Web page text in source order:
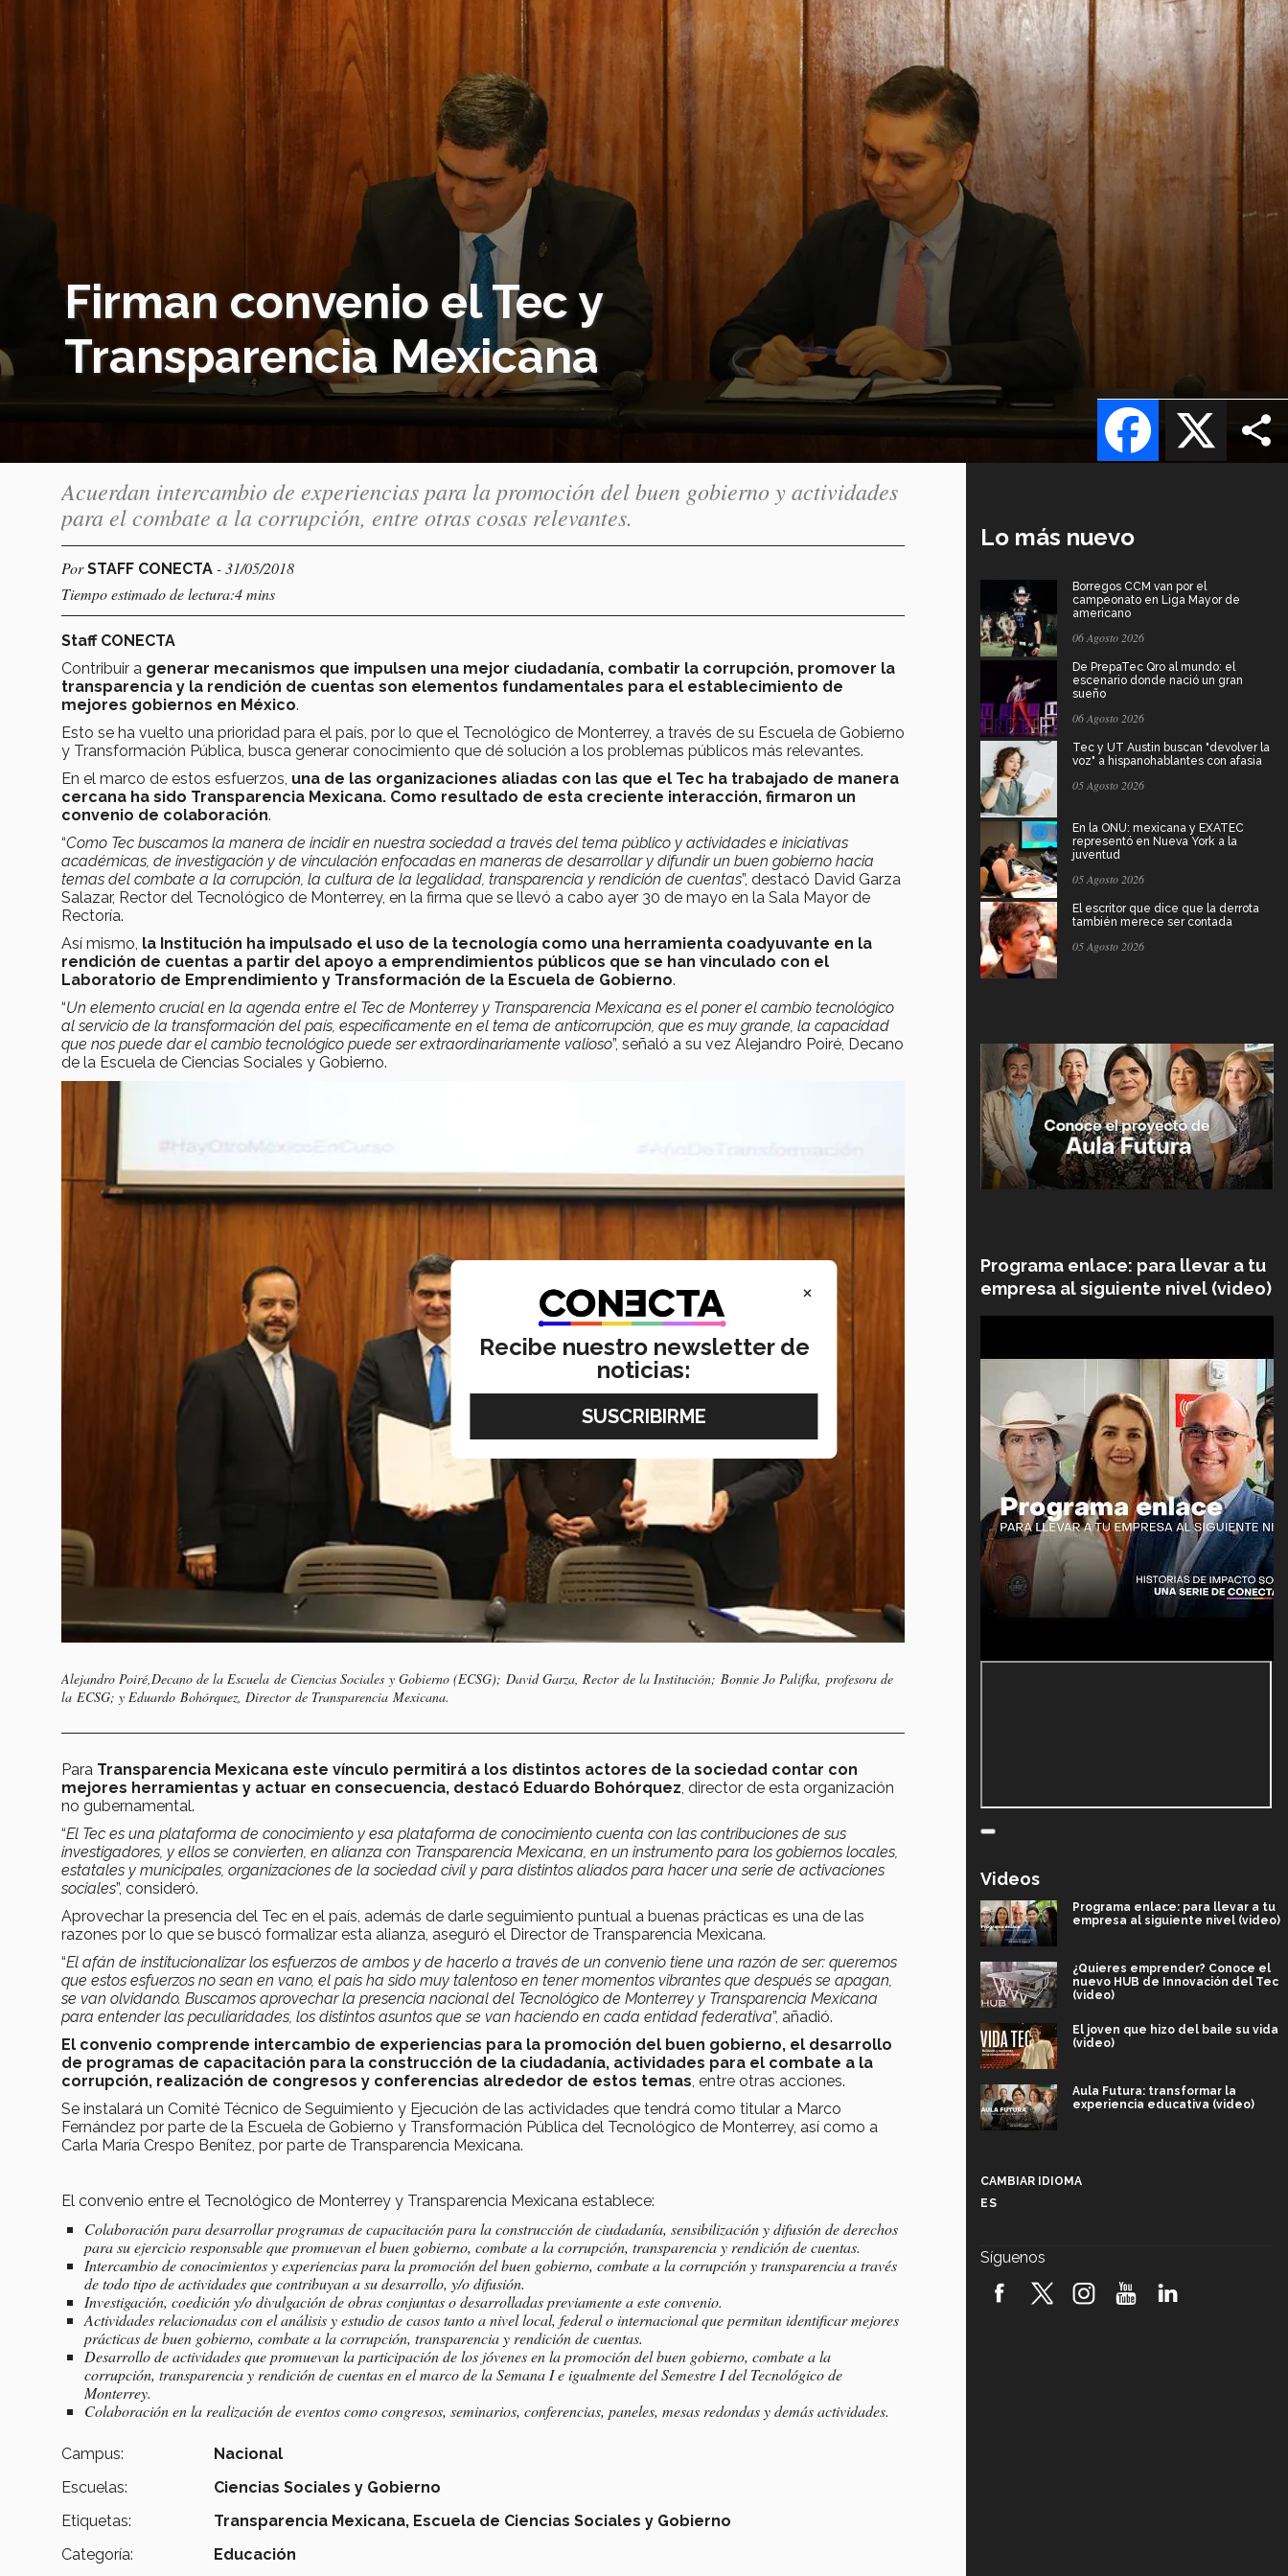
Firman convenio el Tec y
Transparencia Mexicana
X
Facebook
Acuerdan intercambio de experiencias para la promoción del buen gobierno y actividades
para el combate a la corrupción, entre otras cosas relevantes.
PorSTAFF CONECTA - 31/05/2018
Tiempo estimado de lectura:4 mins
Staff CONECTA
Contribuir a generar meca­nismos que impulsen una mejor ciudadanía, combatir la corrupción, promover la
transparencia y la rendición de cuentas son elementos fundamenta­les para el establecimiento de
mejores gobiernos en México.
Esto se ha vuelto una prioridad para el país, por lo que el Tecnológico de Monterrey, a través de su Escuela de Gobierno
y Transformación Pública, busca generar conocimiento que dé solución a los problemas públicos más relevantes.
En el marco de estos esfuerzos, una de las organizaciones aliadas con las que el Tec ha trabajado de manera
cercana ha sido Transparencia Mexicana. Como resultado de esta creciente interacción, firmaron un
convenio de colaboración.
“Como Tec buscamos la manera de incidir en nuestra sociedad a través del tema público y actividades e iniciativas
académicas, de investigación y de vin­culación enfocadas en maneras de desa­rrollar y difundir un buen gobierno hacia
temas del combate a la corrupción, la cultura de la legalidad, transparencia y rendición de cuentas”, destacó David Garza
Salazar, Rector del Tecnológico de Monterrey, en la firma que se llevó a cabo ayer 30 de mayo en la Sala Mayor de
Rectoría.
Así mismo, la Institución ha impul­sado el uso de la tecnología como una herramienta coadyuvante en la
ren­dición de cuentas a partir del apoyo a emprendimientos públicos que se han vinculado con el
Laboratorio de Emprendimiento y Transformación de la Escuela de Gobierno.
“Un elemento crucial en la agen­da entre el Tec de Monterrey y Transparencia Mexicana es el poner el cambio tecnológico
al servicio de la transformación del país, específicamen­te en el tema de anticorrupción, que es muy grande, la capacidad
que nos puede dar el cambio tecnológico puede ser extraordinariamente valioso”, señaló a su vez Alejandro Poiré, Decano
de la Escuela de Ciencias Sociales y Gobierno.
Alejandro Poiré,Decano de la Escuela de Ciencias Sociales y Gobierno (ECSG); David Garza, Rector de la Institución; Bonnie Jo Palifka, profesora de
la ECSG; y Eduardo Bohórquez, Director de Transparencia Mexicana.
Para Transparencia Mexicana este vínculo permitirá a los distintos acto­res de la sociedad contar con
mejores herramientas y actuar en consecuencia, destacó Eduardo Bohórquez, director de esta organización
no gubernamental.
“El Tec es una plataforma de conoci­miento y esa plataforma de conocimien­to cuenta con las contribuciones de sus
investigadores, y ellos se convierten, en alianza con Transparencia Mexicana, en un instrumento para los gobiernos locales,
estatales y municipales, orga­nizaciones de la sociedad civil y para distintos aliados para hacer una serie de activaciones
sociales”, consideró.
Aprovechar la presencia del Tec en el país, además de darle seguimiento puntual a buenas prácticas es una de las
razones por lo que se buscó formali­zar esta alianza, aseguró el Director de Transparencia Mexicana.
“El afán de institucionalizar los esfuerzos de ambos y de hacerlo a través de un convenio tiene una razón de ser: queremos
que estos esfuerzos no sean en vano, el país ha sido muy talentoso en tener momentos vibrantes que después se apagan,
se van olvidan­do. Buscamos aprovechar la presencia nacional del Tecnológico de Monterrey y Transparencia Mexicana
para entender las peculiaridades, los distintos asuntos que se van haciendo en cada entidad federativa”, añadió.
El convenio comprende intercambio de experiencias para la promoción del buen gobierno, el desarrollo
de progra­mas de capacitación para la construc­ción de la ciudadanía, actividades para el combate a la
corrupción, realización de congresos y conferencias alrededor de estos temas, entre otras acciones.
Se instalará un Comité Técnico de Seguimiento y Ejecución de las activi­dades que tendrá como titular a Marco
Fernández por parte de la Escuela de Gobierno y Transformación Pública del Tecnológico de Monterrey, así como a
Carla María Crespo Benítez, por parte de Transparencia Mexicana.
El convenio entre el Tecnológico de Monterrey y Transparencia Mexicana establece:
Colaboración para desarrollar programas de capacitación para la construcción de ciudadanía, sensibilización y difusión de derechos
para su ejercicio responsable que promuevan el buen gobierno, combate a la corrupción, transparencia y rendición de cuentas.
Intercambio de conocimientos y experiencias para la promoción del buen gobierno, combate a la corrupción y transparencia a través
de todo tipo de actividades que contribuyan a su desarrollo, y/o difusión.
Investigación, coedición y/o divulgación de obras conjuntas o desarrolladas previamente a este convenio.
Actividades relacionadas con el análisis y estudio de casos tanto a nivel local, federal o internacional que permitan identificar mejores
prácticas de buen gobierno, combate a la corrupción, transparencia y rendición de cuentas.
Desarrollo de actividades que promuevan la participación de los jóvenes en la promoción del buen gobierno, combate a la
corrupción, transparencia y rendición de cuentas en el marco de la Semana I e igualmente del Semestre I del Tecnológico de
Monterrey.
Colaboración en la realización de eventos como congresos, seminarios, conferencias, paneles, mesas redondas y demás actividades.
Campus:
Nacional
Escuelas:
Ciencias Sociales y Gobierno
Etiquetas:
Transparencia Mexicana, Escuela de Ciencias Sociales y Gobierno
Categoría:
Educación
Lo más nuevo
Borregos CCM van por el
campeonato en Liga Mayor de
americano
06 Agosto 2026
De PrepaTec Qro al mundo: el
escenario donde nació un gran
sueño
06 Agosto 2026
Tec y UT Austin buscan "devolver la
voz" a hispanohablantes con afasia
05 Agosto 2026
En la ONU: mexicana y EXATEC
representó en Nueva York a la
juventud
05 Agosto 2026
El escritor que dice que la derrota
también merece ser contada
05 Agosto 2026
Programa enlace: para llevar a tu
empresa al siguiente nivel (video)
Videos
Programa enlace: para llevar a tu
empresa al siguiente nivel (video)
¿Quieres emprender? Conoce el
nuevo HUB de Innovación del Tec
(video)
El joven que hizo del baile su vida
(video)
Aula Futura: transformar la
experiencia educativa (video)
robótica FIRST 2026! (video)
CAMBIAR IDIOMA
ES
Síguenos
×
Recibe nuestro newsletter de
noticias: